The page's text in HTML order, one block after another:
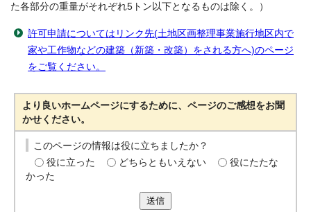
た各部分の重量がそれぞれ5トン以下となるものは除く。）
許可申請についてはリンク先(土地区画整理事業施行地区内で
家や工作物などの建築（新築・改築）をされる方へ)のページ
をご覧ください。
より良いホームページにするために、ページのご感想をお聞
かせください。
このページの情報は役に立ちましたか？
役に立った
どちらともいえない
役にたたな
かった
送信